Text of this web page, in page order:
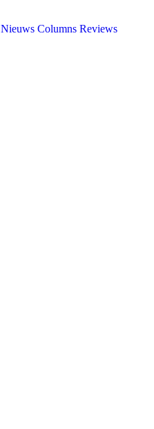
Nieuws Columns Reviews